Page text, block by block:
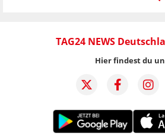
TAG24 NEWS
Hier findest du